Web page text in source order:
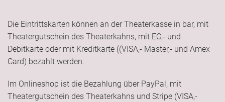
Die Eintrittskarten können an der Theaterkasse in bar, mit
Theatergutschein des Theaterkahns, mit EC,- und
Debitkarte oder mit Kreditkarte ((VISA,- Master,- und Amex
Card) bezahlt werden.
Im Onlineshop ist die Bezahlung über PayPal, mit
Theatergutschein des Theaterkahns und Stripe (VISA,-